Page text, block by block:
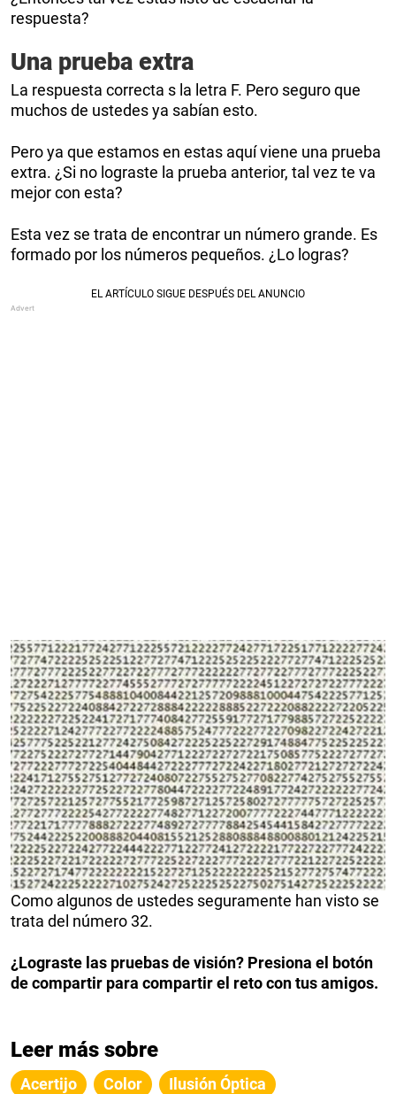
respuesta?
Una prueba extra
La respuesta correcta s la letra F. Pero seguro que
muchos de ustedes ya sabían esto.
Pero ya que estamos en estas aquí viene una prueba
extra. ¿Si no lograste la prueba anterior, tal vez te va
mejor con esta?
Esta vez se trata de encontrar un número grande. Es
formado por los números pequeños. ¿Lo logras?
Como algunos de ustedes seguramente han visto se
trata del número 32.
¿Lograste las pruebas de visión? Presiona el botón
de compartir para compartir el reto con tus amigos.
Leer más sobre
Acertijo Color Ilusión Óptica